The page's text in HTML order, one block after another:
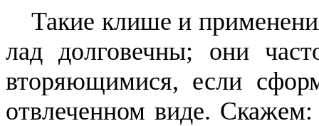
Такие клише и
лад долговечны; они
вторяющимися, если
от­влеченном виде.